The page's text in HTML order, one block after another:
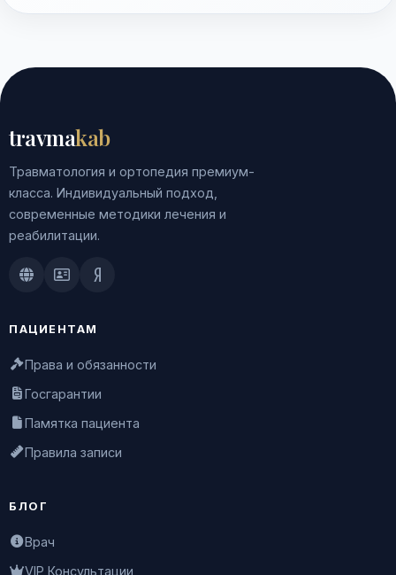
travmakab
Травматология и ортопедия премиум-
класса. Индивидуальный подход,
современные методики лечения и
реабилитации.
Doctu.ruПроДокторов
Яндекс.Здоровье
ПАЦИЕНТАМ
Права и обязанности
Госгарантии
Памятка пациента
Правила записи
БЛОГ
Врач
VIP Консультации